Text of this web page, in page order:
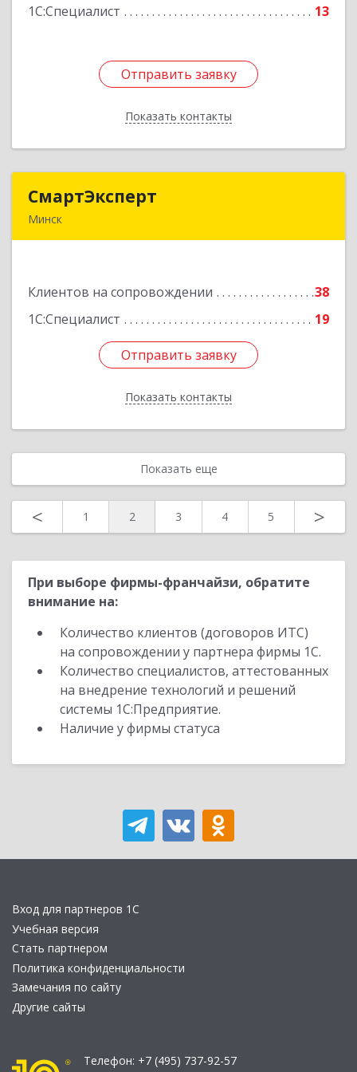
1С:Специалист 13
Отправить заявку
Показать контакты
Подробнее
Отправить заявку
Назад
СмартЭксперт
Минск
Клиентов на сопровождении
38
1С:Специалист
19
Отправить заявку
Показать контакты
Подробнее
Отправить заявку
Назад
Показать еще
< 1 2 3 4 5 >
При выборе фирмы-франчайзи, обратите
внимание на:
Количество клиентов (договоров ИТС)
на сопровождении у партнера фирмы 1С.
Количество специалистов, аттестованных
на внедрение технологий и решений
системы 1С:Предприятие.
Наличие у фирмы статуса
Вход для партнеров 1С
Учебная версия
Стать партнером
Политика конфиденциальности
Замечания по сайту
Другие сайты
Телефон: +7 (495) 737-92-57